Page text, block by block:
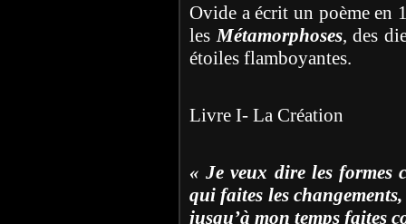
Ovide a écrit un poème en
lesMétamorphoses, des
étoiles flamboyantes.
Livre I- La Création
« Je veux dire les formes
qui faites les
jusqu’à mon temps faites